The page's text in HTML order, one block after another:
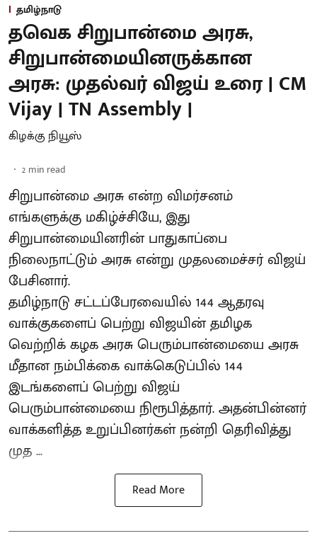
தமிழ்நாடு
தவெக சிறுபான்மை அரசு,
சிறுபான்மையினருக்கான
அரசு: முதல்வர் விஜய் உரை | CM
Vijay | TN Assembly |
கிழக்கு நியூஸ்
2 min read
சிறுபான்மை அரசு என்ற விமர்சனம்
எங்களுக்கு மகிழ்ச்சியே, இது
சிறுபான்மையினரின் பாதுகாப்பை
நிலைநாட்டும் அரசு என்று முதலமைச்சர் விஜய்
பேசினார்.
தமிழ்நாடு சட்டப்பேரவையில் 144 ஆதரவு
வாக்குகளைப் பெற்று விஜயின் தமிழக
வெற்றிக் கழக அரசு பெரும்பான்மையை அரசு
மீதான நம்பிக்கை வாக்கெடுப்பில் 144
இடங்களைப் பெற்று விஜய்
பெரும்பான்மையை நிரூபித்தார். அதன்பின்னர்
வாக்களித்த உறுப்பினர்கள் நன்றி தெரிவித்து
முத ...
Read More